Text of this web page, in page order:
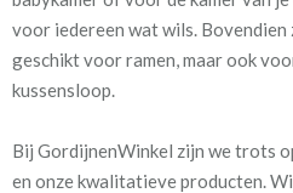
voor iedereen wat wils.
geschikt voor ramen, maar ook
kussensloop.
Bij GordijnenWinkel zijn we trots
en onze kwalitatieve producten.